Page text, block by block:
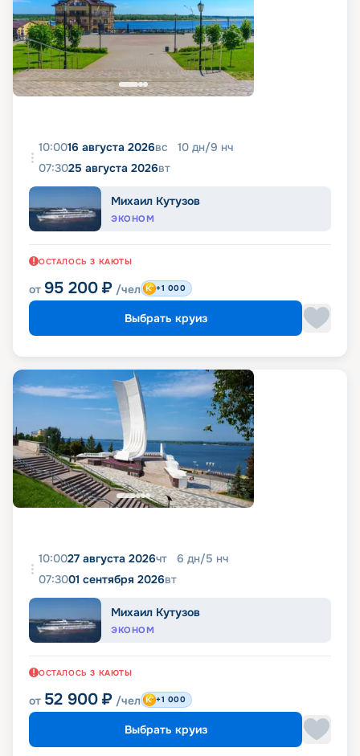
10:0016 августа 2026вс 10 дн/9 нч
07:3025 августа 2026вт
Михаил Кутузов
ЭКОНОМ
ОСТАЛОСЬ 3 КАЮТЫ
от 95 200 ₽ /чел +1 000
Выбрать круиз
10:0027 августа 2026чт 6 дн/5 нч
07:3001 сентября 2026вт
Михаил Кутузов
ЭКОНОМ
ОСТАЛОСЬ 3 КАЮТЫ
от 52 900 ₽ /чел +1 000
Выбрать круиз